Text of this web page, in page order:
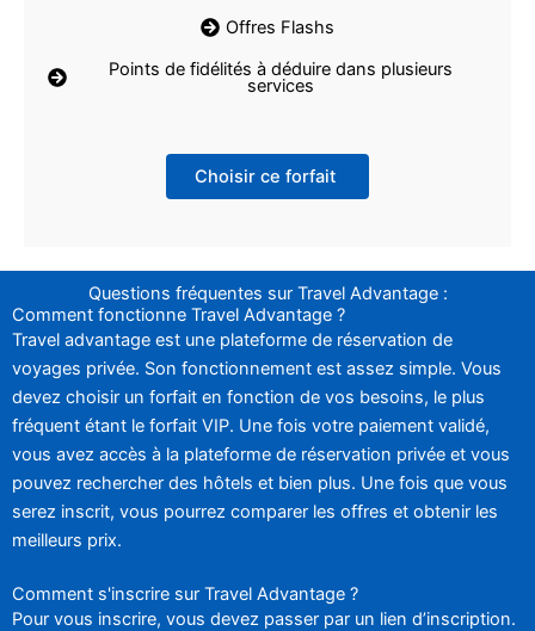
Offres Flashs
Points de fidélités à déduire dans plusieurs
services
Choisir ce forfait
Questions fréquentes sur Travel Advantage :
Comment fonctionne Travel Advantage ?
Travel advantage est une plateforme de réservation de
voyages privée. Son fonctionnement est assez simple. Vous
devez choisir un forfait en fonction de vos besoins, le plus
fréquent étant le forfait VIP. Une fois votre paiement validé,
vous avez accès à la plateforme de réservation privée et vous
pouvez rechercher des hôtels et bien plus. Une fois que vous
serez inscrit, vous pourrez comparer les offres et obtenir les
meilleurs prix.
Comment s'inscrire sur Travel Advantage ?
Pour vous inscrire, vous devez passer par un lien d’inscription.